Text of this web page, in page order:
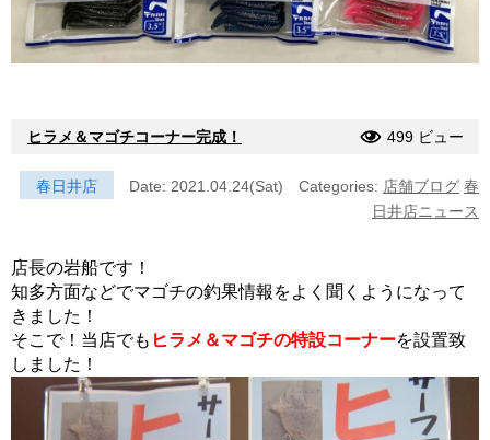
ヒラメ＆マゴチコーナー完成！ 499 ビュー
春日井店 Date: 2021.04.24(Sat) Categories: 店舗ブログ 春
日井店ニュース
店長の岩船です！
知多方面などでマゴチの釣果情報をよく聞くようになって
きました！
そこで！当店でも ヒラメ＆マゴチの特設コーナーを設置致
しました！